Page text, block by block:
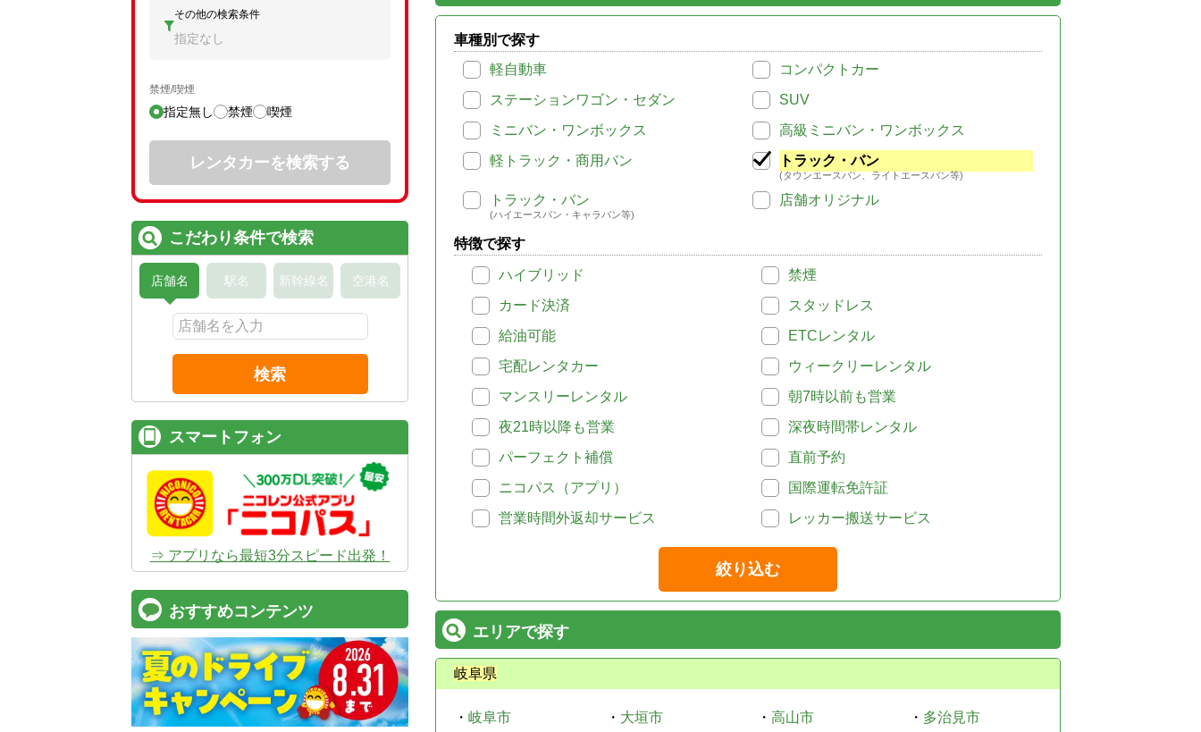
車種別で探す
軽自動車
コンパクトカー
ステーションワゴン・セダン
SUV
ミニバン・ワンボックス
高級ミニバン・ワンボックス
軽トラック・商用バン
トラック・バン
(タウンエースバン、ライトエースバン等)
トラック・バン
(ハイエースバン・キャラバン等)
店舗オリジナル
特徴で探す
ハイブリッド
禁煙
カード決済
スタッドレス
給油可能
ETCレンタル
宅配レンタカー
ウィークリーレンタル
マンスリーレンタル
朝7時以前も営業
夜21時以降も営業
深夜時間帯レンタル
パーフェクト補償
直前予約
ニコパス（アプリ）
国際運転免許証
営業時間外返却サービス
レッカー搬送サービス
絞り込む
エリアで探す
岐阜県
・ 岐阜市 ・ 大垣市 ・ 高山市 ・ 多治見市
その他の検索条件
指定なし
禁煙/喫煙
指定無し 禁煙 喫煙
レンタカーを検索する
こだわり条件で検索
店舗名 駅名 新幹線名 空港名
検索
スマートフォン
⇒ アプリなら最短3分スピード出発！
おすすめコンテンツ